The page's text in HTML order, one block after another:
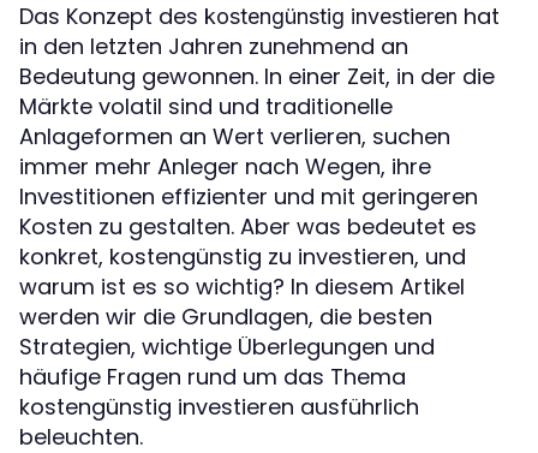
Das Konzept des kostengünstig investieren hat
in den letzten Jahren zunehmend an
Bedeutung gewonnen. In einer Zeit, in der die
Märkte volatil sind und traditionelle
Anlageformen an Wert verlieren, suchen
immer mehr Anleger nach Wegen, ihre
Investitionen effizienter und mit geringeren
Kosten zu gestalten. Aber was bedeutet es
konkret, kostengünstig zu investieren, und
warum ist es so wichtig? In diesem Artikel
werden wir die Grundlagen, die besten
Strategien, wichtige Überlegungen und
häufige Fragen rund um das Thema
kostengünstig investieren ausführlich
beleuchten.